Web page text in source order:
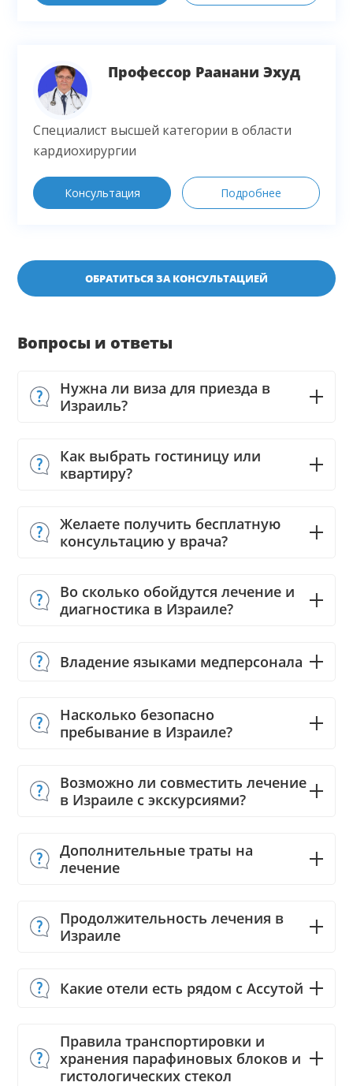
Профессор Раанани Эхуд
Специалист высшей категории в области
кардиохирургии
Консультация Подробнее
ОБРАТИТЬСЯ ЗА КОНСУЛЬТАЦИЕЙ
Вопросы и ответы
Нужна ли виза для приезда в
Израиль?
Как выбрать гостиницу или
квартиру?
Желаете получить бесплатную
консультацию у врача?
Во сколько обойдутся лечение и
диагностика в Израиле?
Владение языками медперсонала
Насколько безопасно
пребывание в Израиле?
Возможно ли совместить лечение
в Израиле с экскурсиями?
Дополнительные траты на
лечение
Продолжительность лечения в
Израиле
Какие отели есть рядом с Ассутой
Правила транспортировки и
хранения парафиновых блоков и
гистологических стекол